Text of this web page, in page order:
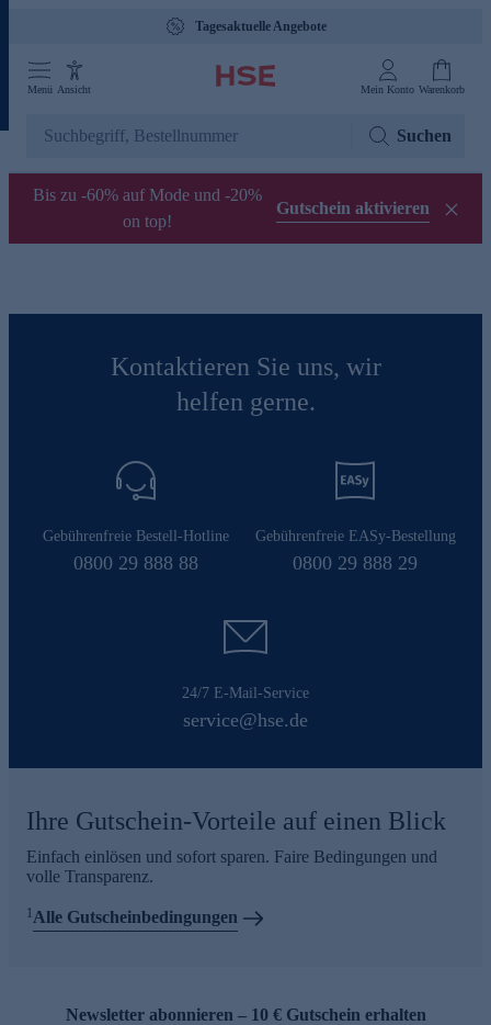
Tagesaktuelle Angebote
Menü Ansicht Mein Konto Warenkorb
Suchen
Bis zu -60% auf Mode und -20%
on top!
Gutschein aktivieren
Kontaktieren Sie uns, wir
helfen gerne.
Gebührenfreie Bestell-Hotline
0800 29 888 88
Gebührenfreie EASy-Bestellung
0800 29 888 29
24/7 E-Mail-Service
service@hse.de
Ihre Gutschein-Vorteile auf einen Blick
Einfach einlösen und sofort sparen. Faire Bedingungen und
volle Transparenz.
1Alle Gutscheinbedingungen
Newsletter abonnieren – 10 € Gutschein erhalten